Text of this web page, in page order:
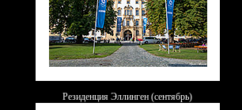
Резиденция Эллинген (сентябрь)